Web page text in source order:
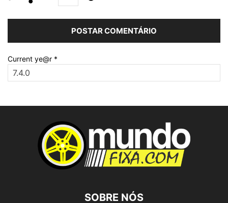
Current ye@r *
SOBRE NÓS